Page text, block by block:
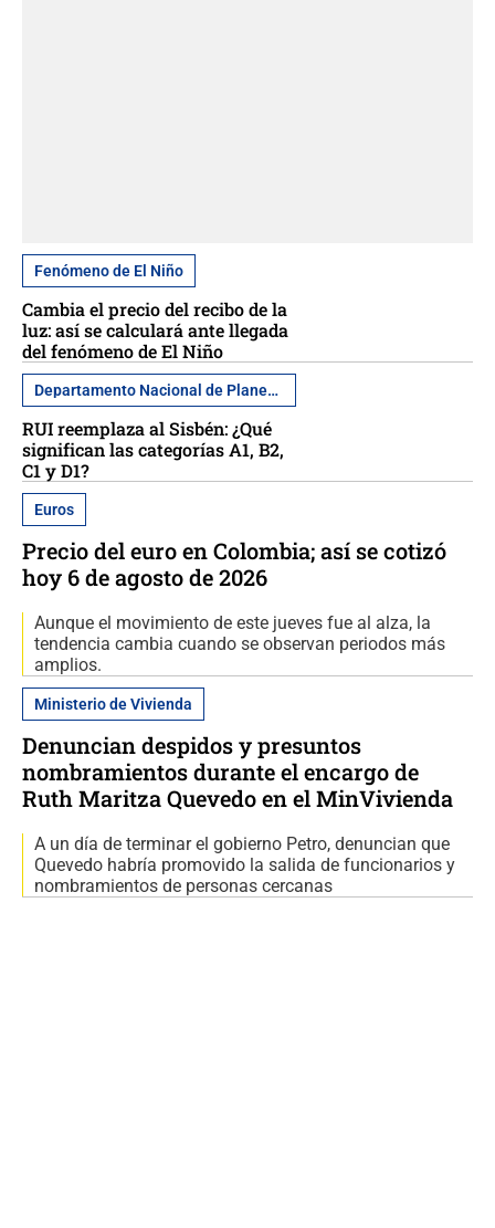
Fenómeno de El Niño
Cambia el precio del recibo de la
luz: así se calculará ante llegada
del fenómeno de El Niño
Departamento Nacional de Planeación
RUI reemplaza al Sisbén: ¿Qué
significan las categorías A1, B2,
C1 y D1?
Euros
Precio del euro en Colombia; así se cotizó
hoy 6 de agosto de 2026
Aunque el movimiento de este jueves fue al alza, la
tendencia cambia cuando se observan periodos más
amplios.
Ministerio de Vivienda
Denuncian despidos y presuntos
nombramientos durante el encargo de
Ruth Maritza Quevedo en el MinVivienda
A un día de terminar el gobierno Petro, denuncian que
Quevedo habría promovido la salida de funcionarios y
nombramientos de personas cercanas